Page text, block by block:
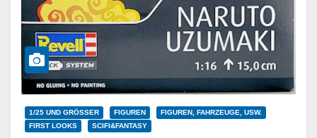
1/25 UND GRÖSSER FIGUREN
FIGUREN, FAHRZEUGE, USW.
FIRST LOOKS
SCIFI&FANTASY